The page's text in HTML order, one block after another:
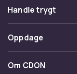
Vanlige spørsmål
Spor pakke
Angre & returner
Kontakt oss
Handle trygt
Betaling
Levering
Oppdage
Kategorier
Om CDON